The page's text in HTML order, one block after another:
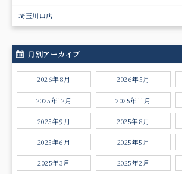
埼玉川口店
月別アーカイブ
2026年8月 2026年5月
2025年12月 2025年11月
2025年9月 2025年8月
2025年6月 2025年5月
2025年3月 2025年2月